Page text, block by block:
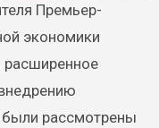
экономики
расширенное
были рассмотрены